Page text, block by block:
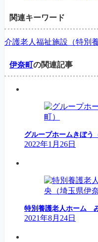
関連キーワード
介護老人福祉施設（特別
伊奈町の関連記事
グループホームきぼう
2022年1月26日
特別養護老人ホーム
2021年8月24日